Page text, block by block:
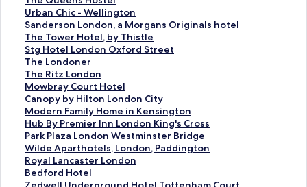
ฐ
า
น
สำ
ห
รั
บ
1
B
e
d
r
o
o
m
ร
ฐ
า
น
สำ
ห
รั
บ
Z
e
d
w
e
l
l
ต
ร
ฐ
า
น
สำ
ห
รั
บ
M
a
n
d
a
r
า
ต
ร
ฐ
า
น
สำ
ห
รั
บ
W
h
i
t
e
ม
า
ต
ร
ฐ
า
น
สำ
ห
รั
บ
T
h
e
S
ก์
ม
า
ต
ร
ฐ
า
น
สำ
ห
รั
บ
T
h
e
ง
ก์
ม
า
ต
ร
ฐ
า
น
สำ
ห
รั
บ
T
h
Urban Chic - Wellington
ลิ
ง
ก์
ม
า
ต
ร
ฐ
า
น
สำ
ห
รั
บ
U
Sanderson London, a Morgans Originals hotel
ลิ
ง
ก์
ม
า
ต
ร
ฐ
า
น
สำ
ห
รั
บ
The Tower Hotel, by Thistle
ลิ
ง
ก์
ม
า
ต
ร
ฐ
า
น
สำ
ห
รั
Stg Hotel London Oxford Street
ลิ
ง
ก์
ม
า
ต
ร
ฐ
า
น
สำ
ห
The Londoner
ลิ
ง
ก์
ม
า
ต
ร
ฐ
า
น
สำ
The Ritz London
ลิ
ง
ก์
ม
า
ต
ร
ฐ
า
น
Mowbray Court Hotel
ลิ
ง
ก์
ม
า
ต
ร
ฐ
า
Canopy by Hilton London City
ลิ
ง
ก์
ม
า
ต
ร
ฐ
Modern Family Home in Kensington
ลิ
ง
ก์
ม
า
ต
ร
Hub By Premier Inn London King's Cross
ลิ
ง
ก์
ม
า
ต
Park Plaza London Westminster Bridge
ลิ
ง
ก์
ม
า
Wilde Aparthotels, London, Paddington
ลิ
ง
ก์
ม
Royal Lancaster London
ลิ
ง
ก์
Bedford Hotel
ลิ
ง
ลิ